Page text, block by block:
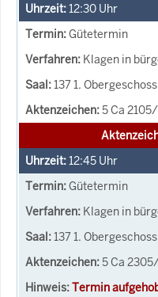
12:30 Uhr
Gütetermin
Klagen in
137 1. Obergeschoss
5 Ca
12:45 Uhr
Gütetermin
Klagen in
137 1. Obergeschoss
5 Ca
Termin